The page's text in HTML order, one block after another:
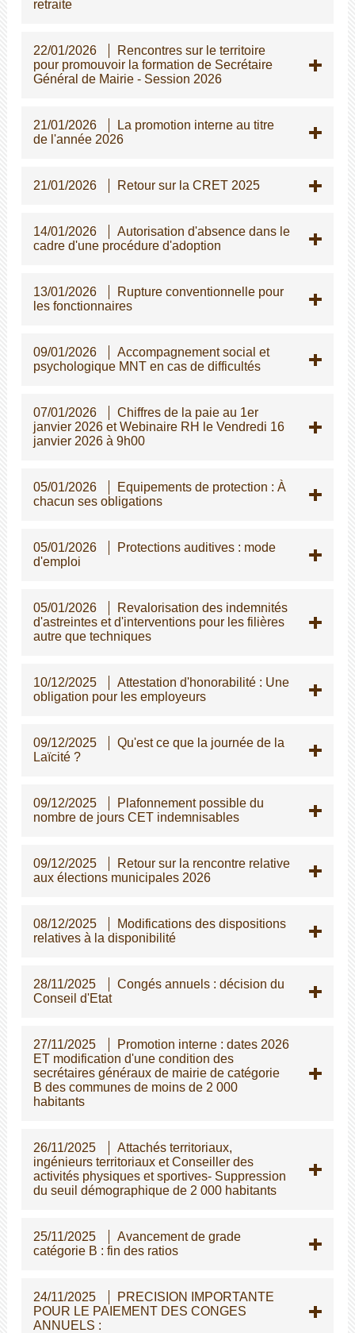
retraite
22/01/2026
Rencontres sur le territoire
pour promouvoir la formation de Secrétaire
Général de Mairie - Session 2026
21/01/2026
La promotion interne au titre
de l'année 2026
21/01/2026 Retour sur la CRET 2025
14/01/2026
Autorisation d'absence dans le
cadre d'une procédure d'adoption
13/01/2026
Rupture conventionnelle pour
les fonctionnaires
09/01/2026
Accompagnement social et
psychologique MNT en cas de difficultés
07/01/2026
Chiffres de la paie au 1er
janvier 2026 et Webinaire RH le Vendredi 16
janvier 2026 à 9h00
05/01/2026
Equipements de protection : À
chacun ses obligations
05/01/2026
Protections auditives : mode
d'emploi
05/01/2026
Revalorisation des indemnités
d'astreintes et d'interventions pour les filières
autre que techniques
10/12/2025
Attestation d'honorabilité : Une
obligation pour les employeurs
09/12/2025
Qu'est ce que la journée de la
Laïcité ?
09/12/2025
Plafonnement possible du
nombre de jours CET indemnisables
09/12/2025
Retour sur la rencontre relative
aux élections municipales 2026
08/12/2025
Modifications des dispositions
relatives à la disponibilité
28/11/2025
Congés annuels : décision du
Conseil d'Etat
27/11/2025
Promotion interne : dates 2026
ET modification d'une condition des
secrétaires généraux de mairie de catégorie
B des communes de moins de 2 000
habitants
26/11/2025
Attachés territoriaux,
ingénieurs territoriaux et Conseiller des
activités physiques et sportives- Suppression
du seuil démographique de 2 000 habitants
25/11/2025
Avancement de grade
catégorie B : fin des ratios
24/11/2025
PRECISION IMPORTANTE
POUR LE PAIEMENT DES CONGES
ANNUELS :